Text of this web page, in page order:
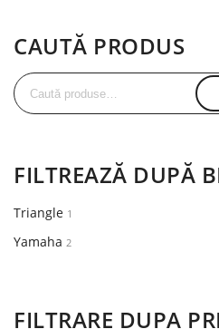
CAUTĂ PRODUS
FILTREAZĂ DUPĂ
Triangle 1
Yamaha 2
FILTRARE DUPA